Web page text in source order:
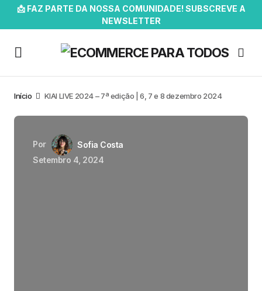
📩 FAZ PARTE DA NOSSA COMUNIDADE! SUBSCREVE A
NEWSLETTER
Início KIAI LIVE 2024 – 7ª edição | 6, 7 e 8 dezembro 2024
Por
Sofia Costa
Setembro 4, 2024